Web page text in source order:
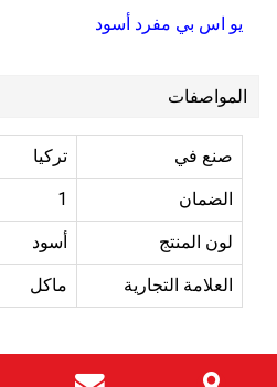
يو اس بي مفرد أسود
المواصفات
صنع في تركيا
الضمان 1
لون المنتج أسود
العلامة التجارية ماكل